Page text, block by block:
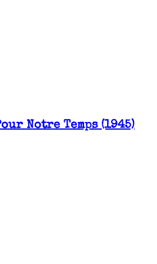
Notre Temps (1945)